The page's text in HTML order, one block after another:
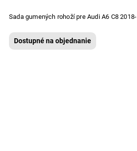
Sada gumených rohoží pre Audi A6 C8 2018-
Dostupné na objednanie